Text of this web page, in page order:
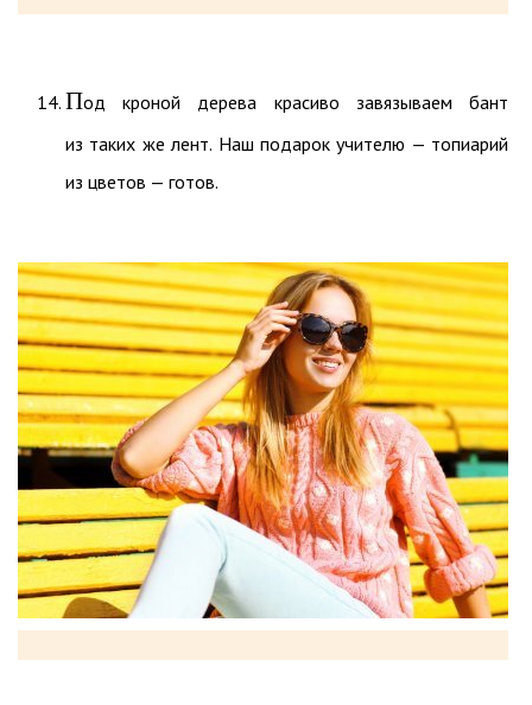
Под кроной дерева красиво завязываем бант
из таких же лент. Наш подарок учителю — топиарий
из цветов — готов.